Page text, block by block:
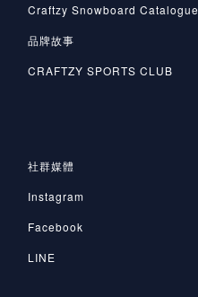
Craftzy Snowboard Catalogue
品牌故事
CRAFTZY SPORTS CLUB
社群媒體
Instagram
Facebook
LINE